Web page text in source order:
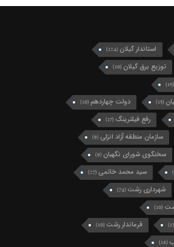
استاندار گیلان (124)
توزیع برق گیلان (10)
(15)
(15) دولت چهاردهم (10)
رفع فیلترینگ (17)
سازمان منطقه آزاد انزلی (9)
سخنگوی شورای نگهبان (9)
سید محمد خاتمی (27)
شهرداری رشت (74)
(10)
فرماندار رشت (10)
(16)